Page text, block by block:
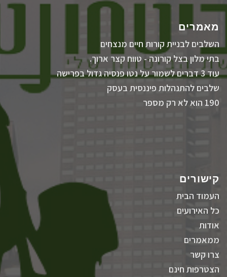
מאמרים
השלבים לבניית קורות חיים מנצחים
בתי מלון בצל קורונה - טווח קצר ארוך.
עוד 3 דברים לשמור על נטו פנסיה גדול בפרישה
שלבים להתנהלות פיננסית בעסק
190 הוא לא רק מספר
קישורים
העמוד הבית
כל האירועים
אודות
ממאמרים
צרו קשר
הצטרפות חינם